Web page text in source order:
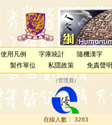
使用凡例 字庫統計 隨機漢字
製作單位 私隱政策 免責聲明
（管理員 ）
在線人數： 3263